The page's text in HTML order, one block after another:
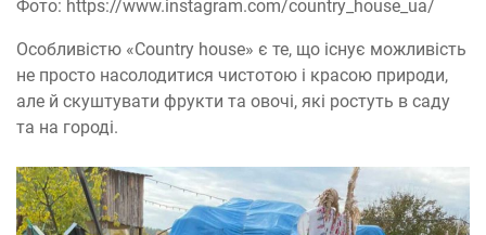
Фото: https://www.instagram.com/country_house_ua/
Особливістю «Country house» є те, що існує можливість
не просто насолодитися чистотою і красою природи,
але й скуштувати фрукти та овочі, які ростуть в саду
та на городі.